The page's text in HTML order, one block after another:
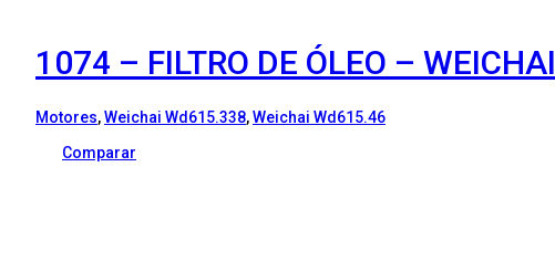
1074 – FILTRO DE ÓLEO – WEICHAI
Motores,Weichai Wd615.338,Weichai Wd615.46
Comparar